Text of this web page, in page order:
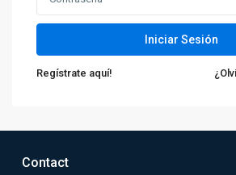
Iniciar Sesión
Regístrate aquí!
Contact